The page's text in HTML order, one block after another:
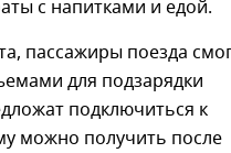
с напитками и едой.
пассажиры поезда
для подзарядки
подключиться к
можно получить после